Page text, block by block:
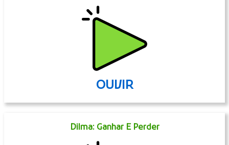
OUVIR
Dilma: Ganhar E Perder